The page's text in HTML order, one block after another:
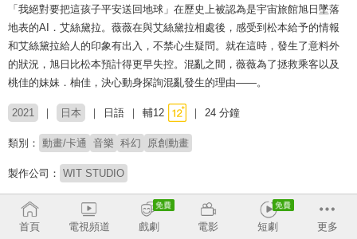
「我絕對要把這孩子平安送回地球」在歷史上被認為是宇宙旅館旭日墜落
地表的AI．艾絲黛拉。薇薇在與艾絲黛拉相處後，感受到松本給予的情報
和艾絲黛拉給人的印象有出入，不禁心生疑問。就在這時，發生了意料外
的狀況，旭日比松本預計得更早失控。混亂之間，薇薇為了拯救乘客以及
桃佳的妹妹．柚佳，決心動身探詢混亂發生的理由——。
2021 日本 日語 輔12 24 分鐘
類別： 動畫/卡通 音樂 科幻 原創動畫
製作公司： WIT STUDIO
導演： 江崎慎平
配音： 種崎敦美 福山潤
首頁 電視頻道 戲劇 電影 短劇 更多